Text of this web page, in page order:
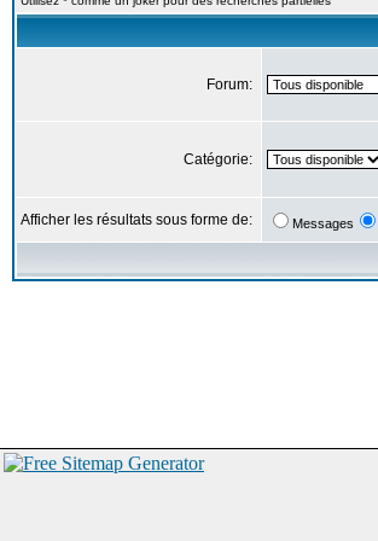
Forum:
Catégorie:
Afficher les résultats sous forme de: Messages